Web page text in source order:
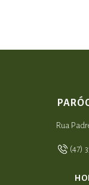
Rua
(47)